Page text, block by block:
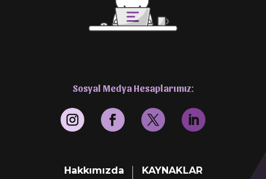
Hakkımızda
Sosyal Medya Hesaplarımız:
KAYNAKLAR